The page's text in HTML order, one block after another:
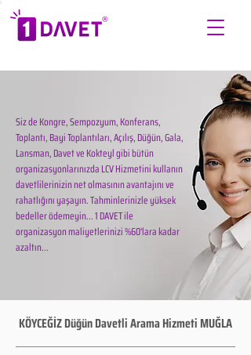
Siz de Kongre, Sempozyum, Konferans,
Toplantı, Bayi Toplantıları, Açılış, Düğün, Gala,
Lansman, Davet ve Kokteyl gibi bütün
organizasyonlarınızda LCV Hizmetini kullanın
davetlilerinizin net olmasının avantajını ve
rahatlığını yaşayın. Tahminlerinizle yüksek
bedeller ödemeyin... 1 DAVET ile
organizasyon maliyetlerinizi %60'lara kadar
azaltın...
KÖYCEĞİZ Düğün Davetli Arama Hizmeti MUĞLA